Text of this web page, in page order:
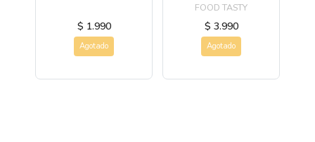
$ 1.990
Agotado
FOOD TASTY
$ 3.990
Agotado